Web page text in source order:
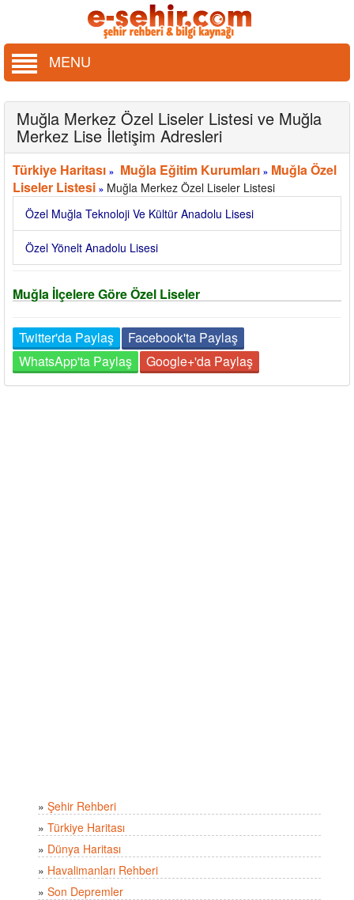
MENU
Muğla Merkez Özel Liseler Listesi ve Muğla
Merkez Lise İletişim Adresleri
Türkiye Haritası » Muğla Eğitim Kurumları » Muğla Özel
Liseler Listesi » Muğla Merkez Özel Liseler Listesi
Özel Muğla Teknoloji Ve Kültür Anadolu Lisesi
Özel Yönelt Anadolu Lisesi
Muğla İlçelere Göre Özel Liseler
Twitter'da Paylaş
Facebook'ta Paylaş
WhatsApp'ta Paylaş
Google+'da Paylaş
» Şehir Rehberi
» Türkiye Haritası
» Dünya Haritası
» Havalimanları Rehberi
» Son Depremler